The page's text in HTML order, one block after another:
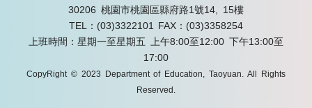
30206 桃園市桃園區縣府路1號14, 15樓
TEL：(03)3322101
FAX：(03)3358254
上班時間：星期一至星期五 上午8:00至12:00 下午13:00至
17:00
CopyRight © 2023 Department of Education, Taoyuan. All Rights
Reserved.